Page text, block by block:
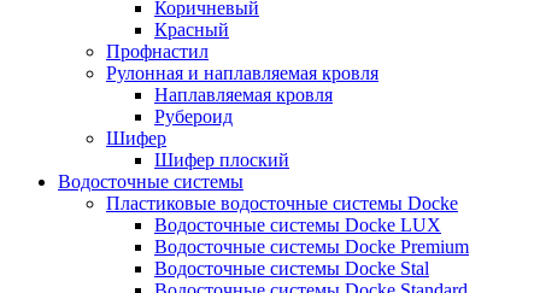
Коричневый
Красный
Профнастил
Рулонная и наплавляемая кровля
Наплавляемая кровля
Рубероид
Шифер
Шифер плоский
Водосточные системы
Пластиковые водосточные системы Docke
Водосточные системы Docke LUX
Водосточные системы Docke Premium
Водосточные системы Docke Stal